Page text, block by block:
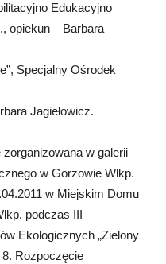
Edukacyjno
opiekun – Barbara
Specjalny Ośrodek
Jagiełowicz.
w galerii
w Gorzowie Wlkp.
w Miejskim Domu
podczas III
Ekologicznych „Zielony
Rozpoczęcie